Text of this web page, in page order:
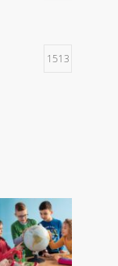
1513
1429